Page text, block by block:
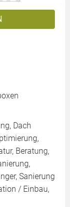
Dach
Beratung,
Sanierung
/ Einbau,